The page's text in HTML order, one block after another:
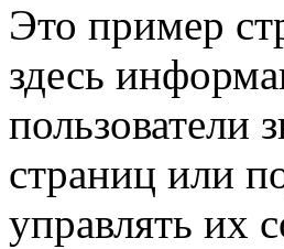
Это пример
здесь
пользователи
страниц или
управлять их